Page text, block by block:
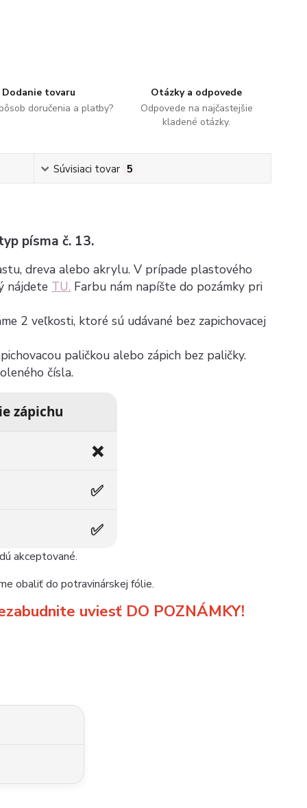
Dodanie tovaru
doručenia a platby?
Otázky a odpovede
Odpovede na najčastejšie
kladené otázky.
Súvisiaci tovar 5
písma č. 13.
dreva alebo akrylu. V prípade plastového
nájdete TU. Farbu nám napíšte do pozámky pri
2 veľkosti, ktoré sú udávané bez zapichovacej
paličkou alebo zápich bez paličky.
čísla.
zápichu
❌
✅
✅
akceptované.
obaliť do potravinárskej fólie.
uviesť DO POZNÁMKY!